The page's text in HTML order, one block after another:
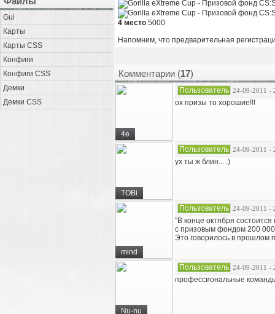
Gui
Карты
Карты CSS
Конфиги
Конфиги CSS
Демки
Демки CSS
4 место 5000
Напомним, что предварительная
Комментарии (17)
4e
Пользователь 24-09-2011 -
ох призы то хорошие!!!
TOBi
Пользователь 24-09-2011 -
ух ты ж блин... :)
mind
Пользователь 24-09-2011 -
"В конце октября
c призовым фондом 200
Это говорилось в прошлом
Nu-nu
Пользователь 24-09-2011 -
профессиональные